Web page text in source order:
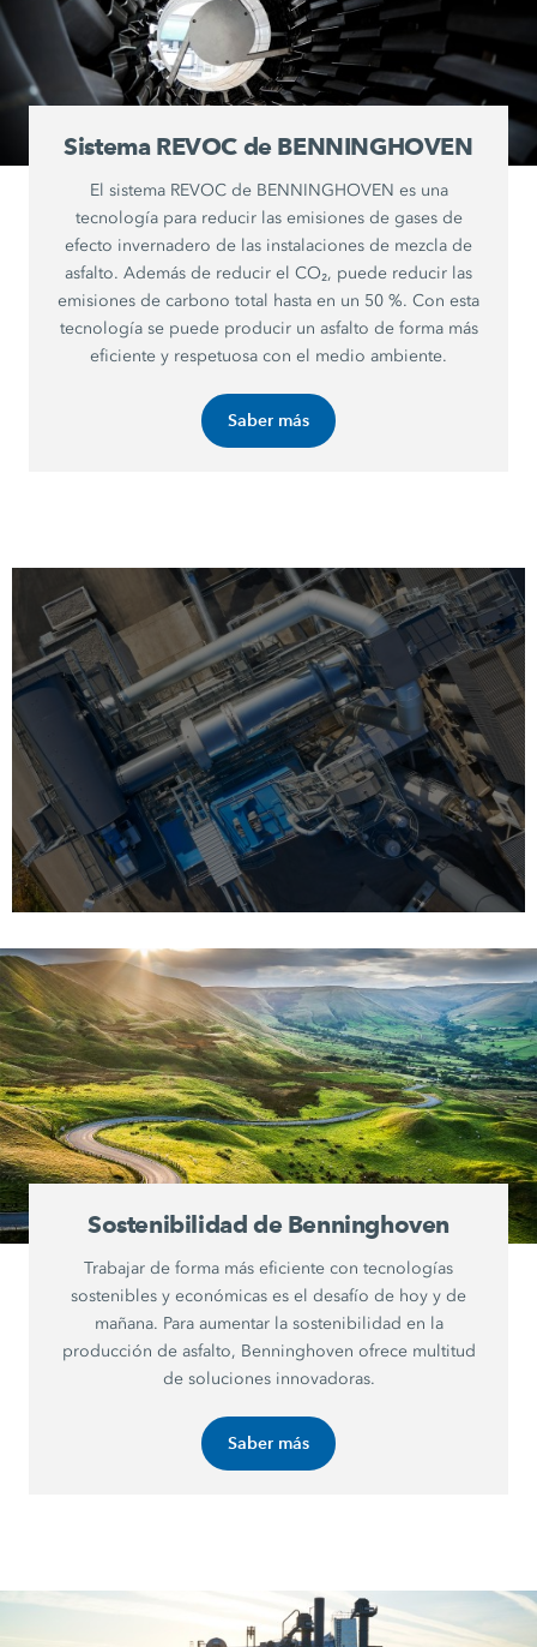
Sistema REVOC de BENNINGHOVEN
El sistema REVOC de BENNINGHOVEN es una
tecnología para reducir las emisiones de gases de
efecto invernadero de las instalaciones de mezcla de
asfalto. Además de reducir el CO₂, puede reducir las
emisiones de carbono total hasta en un 50 %. Con esta
tecnología se puede producir un asfalto de forma más
eficiente y respetuosa con el medio ambiente.
Saber más
Sostenibilidad de Benninghoven
Trabajar de forma más eficiente con tecnologías
sostenibles y económicas es el desafío de hoy y de
mañana. Para aumentar la sostenibilidad en la
producción de asfalto, Benninghoven ofrece multitud
de soluciones innovadoras.
Saber más